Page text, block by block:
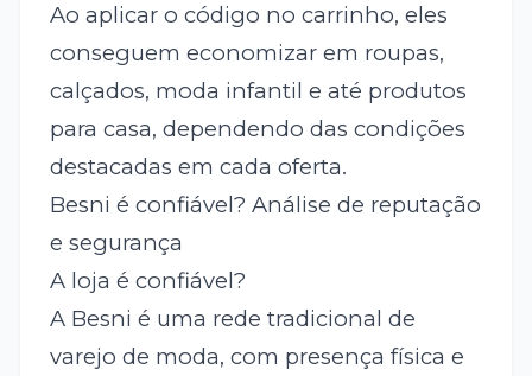
Ao aplicar o código no carrinho, eles
conseguem economizar em roupas,
calçados, moda infantil e até produtos
para casa, dependendo das condições
destacadas em cada oferta.
Besni é confiável? Análise de reputação
e segurança
A loja é confiável?
A Besni é uma rede tradicional de
varejo de moda, com presença física e